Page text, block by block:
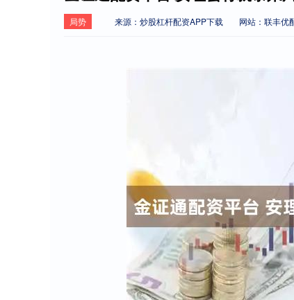
局势 来源：炒股杠杆配资APP下载 网站：联丰优